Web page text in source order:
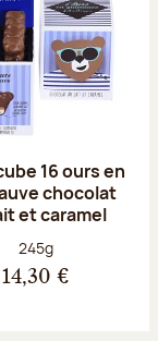
16 ours en
chocolat
et caramel
Poids net :
245g
14,30 €